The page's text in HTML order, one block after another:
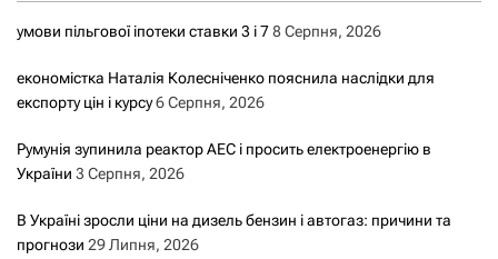
умови пільгової іпотеки ставки 3 і 78 Серпня, 2026
економістка Наталія Колесніченко пояснила наслідки для
експорту цін і курсу6 Серпня, 2026
Румунія зупинила реактор АЕС і просить електроенергію в
України 3 Серпня, 2026
В Україні зросли ціни на дизель бензин і автогаз: причини та
прогнози 29 Липня, 2026